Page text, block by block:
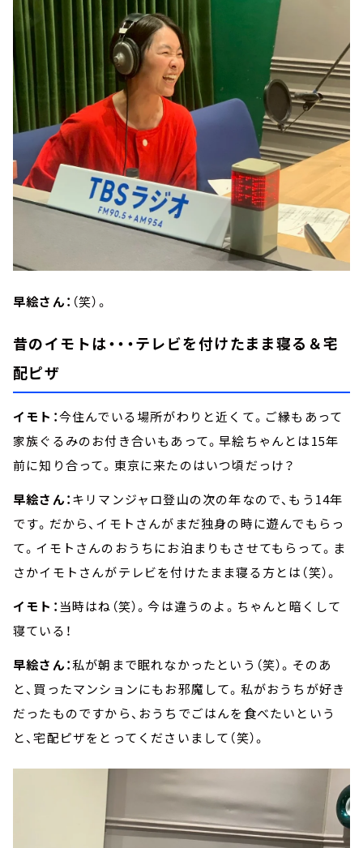
早絵さん： （笑）。
昔のイモトは・・・テレビを付けたまま寝る＆宅
配ピザ
イモト：今住んでいる場所がわりと近くて。ご縁もあって
家族ぐるみのお付き合いもあって。早絵ちゃんとは15年
前に知り合って。東京に来たのはいつ頃だっけ？
早絵さん：キリマンジャロ登山の次の年なので、もう14年
です。だから、イモトさんがまだ独身の時に遊んでもらっ
て。イモトさんのおうちにお泊まりもさせてもらって。ま
さかイモトさんがテレビを付けたまま寝る方とは（笑）。
イモト： 当時はね（笑）。今は違うのよ。ちゃんと暗くして
寝ている！
早絵さん：私が朝まで眠れなかったという（笑）。そのあ
と、買ったマンションにもお邪魔して。私がおうちが好き
だったものですから、おうちでごはんを食べたいという
と、宅配ピザをとってくださいまして（笑）。